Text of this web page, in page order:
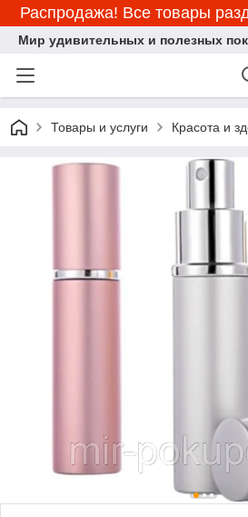
Распродажа! Все товары
Мир удивительных и полезных
Товары и услуги Красота и